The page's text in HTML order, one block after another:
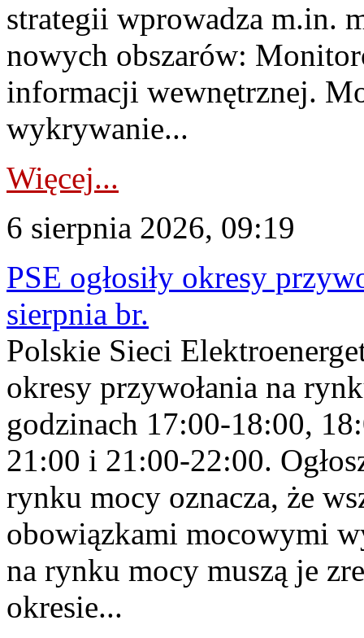
strategii wprowadza m.in.
nowych obszarów:
informacji wewnętrznej.
wykrywanie...
Więcej...
6 sierpnia 2026, 09:19
PSE ogłosiły okresy
sierpnia br.
Polskie Sieci
okresy przywołania na
godzinach 17:00-18:00,
21:00 i 21:00-22:00.
rynku mocy oznacza, że
obowiązkami mocowymi
na rynku mocy muszą je
okresie...